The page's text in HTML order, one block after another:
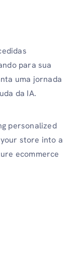
para sua
uma jornada
da IA.
personalized
store into a
ecommerce